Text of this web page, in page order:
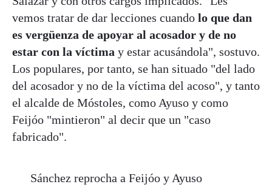
vemos tratar de dar lecciones cuando lo que dan
es vergüenza de apoyar al acosador y de no
estar con la víctima y estar acusándola", sostuvo.
Los populares, por tanto, se han situado "del lado
del acosador y no de la víctima del acoso", y tanto
el alcalde de Móstoles, como Ayuso y como
Feijóo "mintieron" al decir que un "caso
fabricado".
Sánchez reprocha a Feijóo y Ayuso